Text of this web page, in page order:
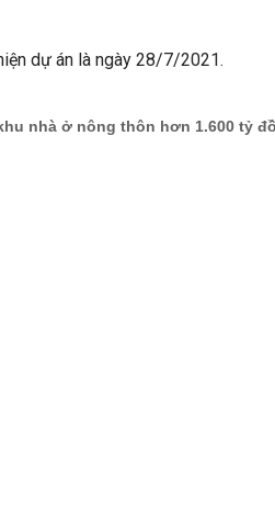
dự án là ngày 28/7/2021.